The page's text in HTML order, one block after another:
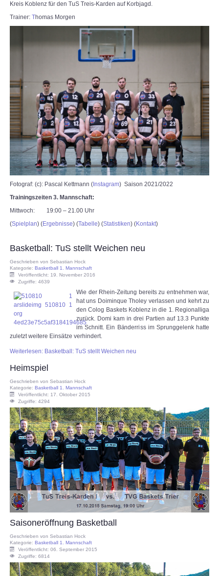
Kreis Koblenz für den TuS Treis-Karden auf Korbjagd.
Trainer: Thomas Morgen
Fotograf: (c): Pascal Kettmann ( Instagram) Saison 2021/2022
Trainingszeiten 3. Mannschaft:
Mittwoch: 19:00 – 21.00 Uhr
(Spielplan) (Ergebnisse) (Tabelle) (Statistiken) (Kontakt)
Basketball: TuS stellt Weichen neu
Geschrieben von Sebastian Hock
Kategorie: Basketball 1. Mannschaft
Veröffentlicht: 19. November 2016
Zugriffe: 4639
Wie der Rhein-Zeitung bereits zu entnehmen war,
hat uns Doiminque Tholey verlassen und kehrt zu
den Colog Baskets Koblenz in die 1. Regionalliga
zurück. Domi kam in drei Partien auf 13.3 Punkte
im Schnitt. Ein Bänderriss im Sprunggelenk hatte
zuletzt weitere Einsätze verhindert.
Weiterlesen: Basketball: TuS stellt Weichen neu
Heimspiel
Geschrieben von Sebastian Hock
Kategorie: Basketball 1. Mannschaft
Veröffentlicht: 17. Oktober 2015
Zugriffe: 4294
Saisoneröffnung Basketball
Geschrieben von Sebastian Hock
Kategorie: Basketball 1. Mannschaft
Veröffentlicht: 06. September 2015
Zugriffe: 6814